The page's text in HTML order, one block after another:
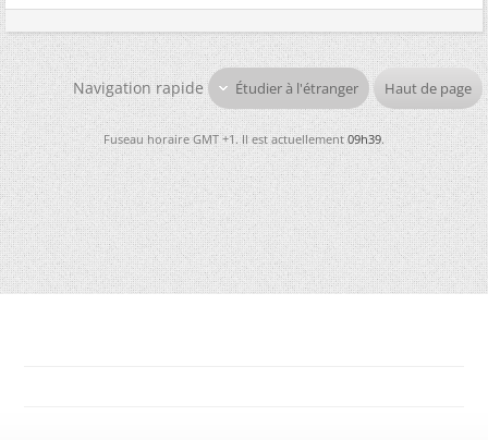
Navigation rapide Étudier à l'étranger Haut de page
Fuseau horaire GMT +1. Il est actuellement09h39.